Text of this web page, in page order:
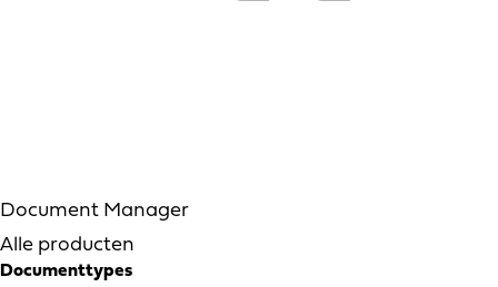
Document Manager
Alle producten
Documenttypes